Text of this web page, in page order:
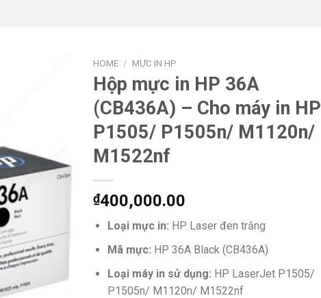
HOME / MỰC IN HP
Hộp mực in HP 36A
(CB436A) – Cho máy in HP
P1505/ P1505n/ M1120n/
M1522nf
₫400,000.00
Loại mực in: HP Laser đen trắng
Mã mực: HP 36A Black (CB436A)
Loại máy in sử dụng: HP LaserJet P1505/
P1505n/ M1120n/ M1522nf